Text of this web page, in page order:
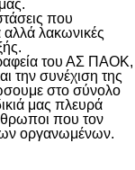
που
λακωνικές
του ΑΣ ΠΑΟΚ,
την συνέχιση της
στο σύνολο
μας πλευρά
που τον
οργανωμένων.